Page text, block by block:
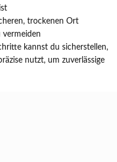
trockenen Ort
vermeiden
kannst du sicherstellen,
nutzt, um zuverlässige